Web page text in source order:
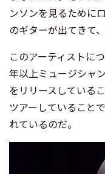
ンソンを見るために
のギターが出てきて
このアーティストに
年以上ミュージシャ
をリリースしている
ツアーしていること
れているのだ。